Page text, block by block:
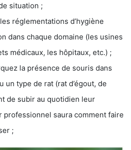
situation ;
réglementations d’hygiène
dans chaque domaine (les usines
médicaux, les hôpitaux, etc.) ;
la présence de souris dans
type de rat (rat d’égout, de
de subir au quotidien leur
professionnel saura comment faire
;